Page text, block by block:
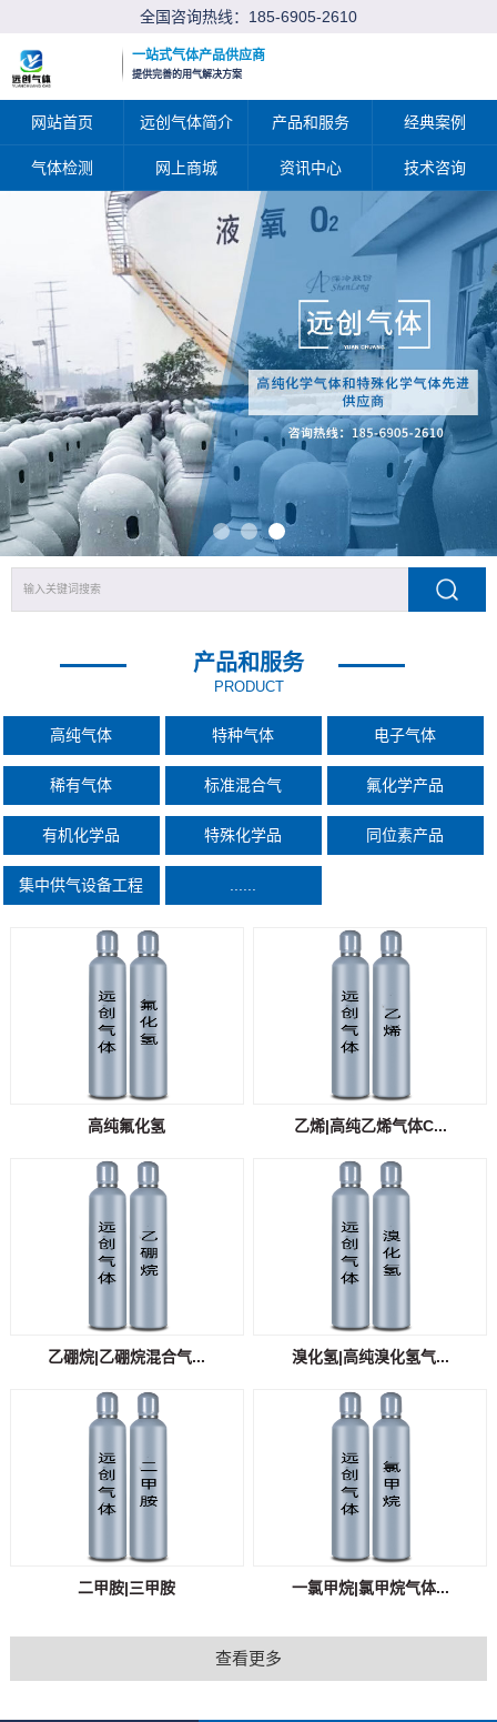
全国咨询热线： 185-6905-2610
一站式气体产品供应商
提供完善的用气解决方案
网站首页 远创气体简介 产品和服务 经典案例
气体检测 网上商城 资讯中心 技术咨询
产品和服务
PRODUCT
高纯气体 特种气体 电子气体
稀有气体 标准混合气 氟化学产品
有机化学品 特殊化学品 同位素产品
集中供气设备工程 ......
高纯氟化氢 乙烯|高纯乙烯气体C...
乙硼烷|乙硼烷混合气... 溴化氢|高纯溴化氢气...
二甲胺|三甲胺 一氯甲烷|氯甲烷气体...
查看更多